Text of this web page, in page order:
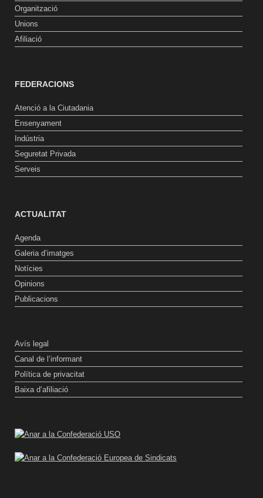
Organització
Unions
Afiliació
FEDERACIONS
Atenció a la Ciutadania
Ensenyament
Indústria
Seguretat Privada
Serveis
ACTUALITAT
Agenda
Galeria d’imatges
Notícies
Opinions
Publicacions
Avís legal
Canal de l’informant
Política de privacitat
Baixa d’afiliació